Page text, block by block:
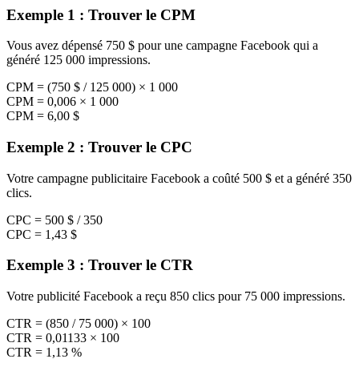
Exemple 1 : Trouver le CPM
Vous avez dépensé 750 $ pour une campagne Facebook qui a
généré 125 000 impressions.
CPM = (750 $ / 125 000) × 1 000
CPM = 0,006 × 1 000
CPM = 6,00 $
Exemple 2 : Trouver le CPC
Votre campagne publicitaire Facebook a coûté 500 $ et a généré 350
clics.
CPC = 500 $ / 350
CPC = 1,43 $
Exemple 3 : Trouver le CTR
Votre publicité Facebook a reçu 850 clics pour 75 000 impressions.
CTR = (850 / 75 000) × 100
CTR = 0,01133 × 100
CTR = 1,13 %